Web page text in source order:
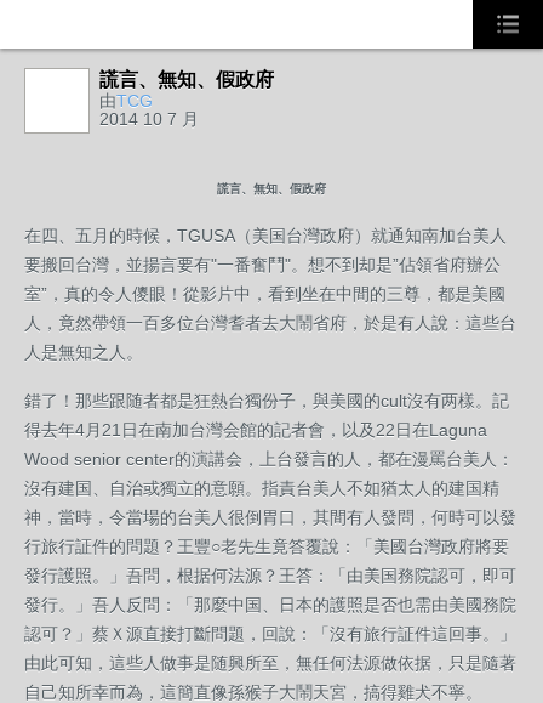
謊言、無知、假政府
由TCG
2014 10 7 月
謊言、無知、假政府
在四、五月的時候，TGUSA（美国台灣政府）就通知南加台美人
要搬回台灣，並揚言要有"一番奮鬥"。想不到却是”佔領省府辦公
室”，真的令人儍眼！從影片中，看到坐在中間的三尊，都是美國
人，竟然帶領一百多位台灣耆者去大鬧省府，於是有人說：這些台
人是無知之人。
錯了！那些跟随者都是狂熱台獨份子，與美國的cult沒有两樣。記
得去年4月21日在南加台灣会館的記者會，以及22日在Laguna
Wood senior center的演講会，上台發言的人，都在漫罵台美人：
沒有建国、自治或獨立的意願。指責台美人不如猶太人的建国精
神，當時，令當場的台美人很倒胃口，其間有人發問，何時可以發
行旅行証件的問題？王豐○老先生竟答覆說：「美國台灣政府將要
發行護照。」吾問，根据何法源？王答：「由美国務院認可，即可
發行。」吾人反問：「那麼中国、日本的護照是否也需由美國務院
認可？」蔡Ｘ源直接打斷問題，回說：「沒有旅行証件這回事。」
由此可知，這些人做事是随興所至，無任何法源做依据，只是隨著
自己知所幸而為，這簡直像孫猴子大鬧天宮，搞得雞犬不寧。